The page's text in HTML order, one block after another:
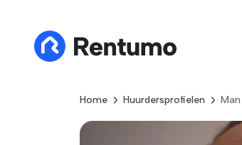
Home Huurdersprofielen